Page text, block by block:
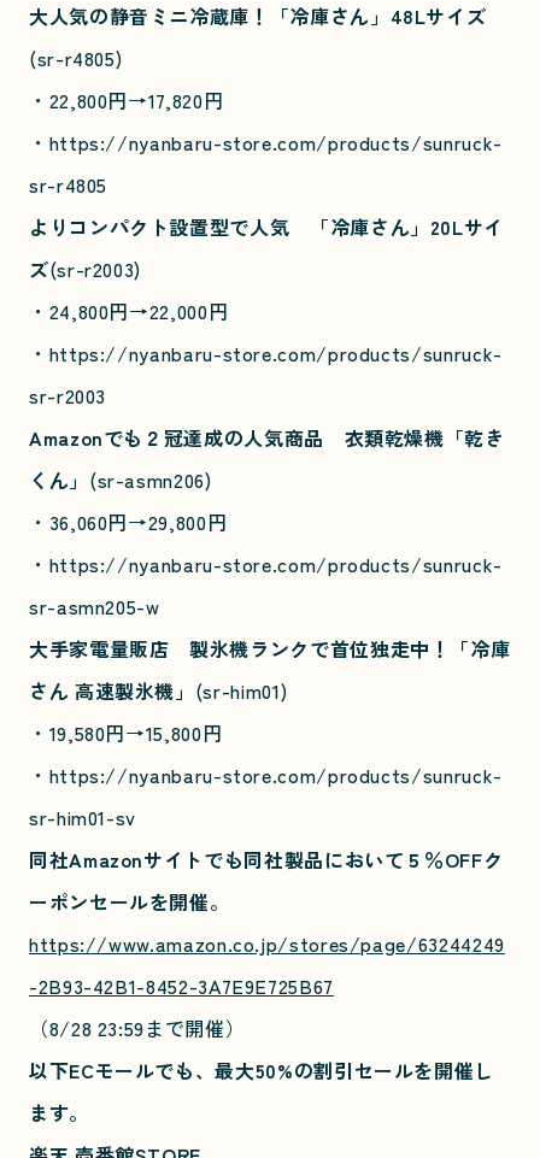
大人気の静音ミニ冷蔵庫！「冷庫さん」48Lサイズ
(sr-r4805)
・ 22,800円→17,820円
・https://nyanbaru-store.com/products/sunruck-
sr-r4805
よりコンパクト設置型で人気 「冷庫さん」20Lサイ
ズ(sr-r2003)
・24,800円→22,000円
・https://nyanbaru-store.com/products/sunruck-
sr-r2003
Amazonでも２冠達成の人気商品 衣類乾燥機「乾き
くん」 (sr-asmn206)
・36,060円→29,800円
・https://nyanbaru-store.com/products/sunruck-
sr-asmn205-w
大手家電量販店 製氷機ランクで首位独走中！「冷庫
さん 高速製氷機 」 (sr-him01)
・19,580円→15,800円
・https://nyanbaru-store.com/products/sunruck-
sr-him01-sv
同社Amazonサイトでも同社製品において５％OFFク
ーポンセールを開催。
https://www.amazon.co.jp/stores/page/63244249
-2B93-42B1-8452-3A7E9E725B67
（8/28 23:59まで開催）
以下ECモールでも、最大50%の割引セールを開催し
ます。